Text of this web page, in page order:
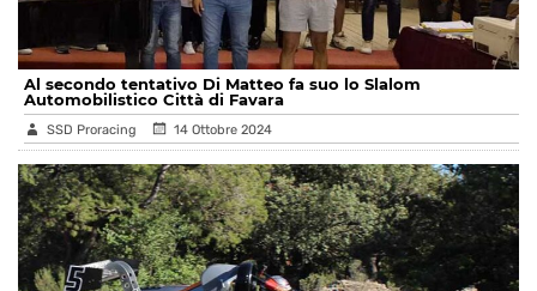
Al secondo tentativo Di Matteo fa suo lo Slalom
Automobilistico Città di Favara
SSD Proracing 14 Ottobre 2024